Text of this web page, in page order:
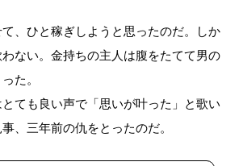
、ひと稼ぎしようと思ったのだ。しか
ない。金持ちの主人は腹をたてて男の
た。
ても良い声で「思いが叶った」と歌い
、三年前の仇をとったのだ。